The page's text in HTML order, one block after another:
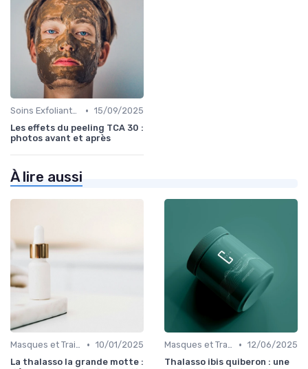
Soins Exfoliants et Peeling • 15/09/2025
Les effets du peeling TCA 30 :
photos avant et après
À lire aussi
Masques et Traitements Intensifs • 10/01/2025
La thalasso la grande motte :
Masques et Traitements Intensifs • 12/06/2025
Thalasso ibis quiberon : une